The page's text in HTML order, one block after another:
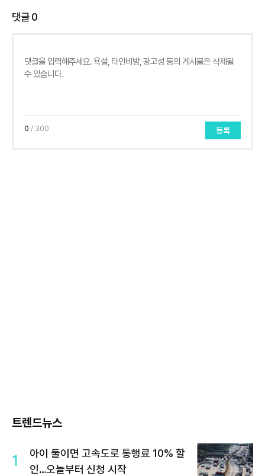
댓글0
0 / 300 등록
트렌드뉴스
1
아이 둘이면 고속도로 통행료 10% 할
인…오늘부터 신청 시작